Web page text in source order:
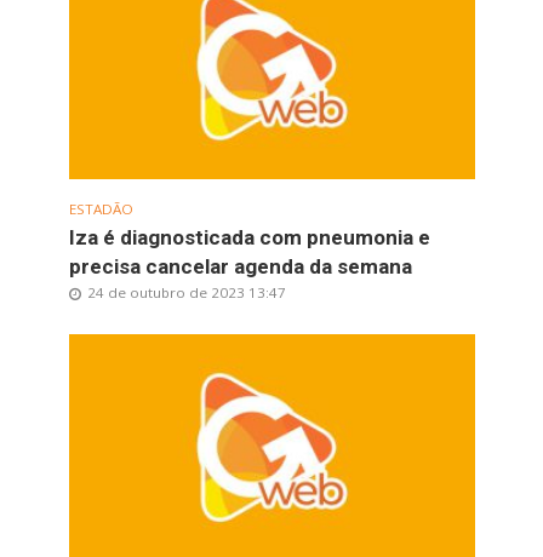
ESTADÃO
Iza é diagnosticada com pneumonia e
precisa cancelar agenda da semana
24 de outubro de 2023 13:47